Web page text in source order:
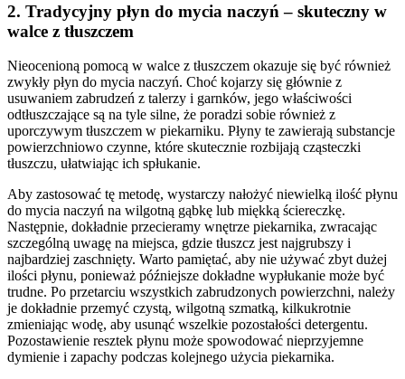
2. Tradycyjny płyn do mycia naczyń – skuteczny w
walce z tłuszczem
Nieocenioną pomocą w walce z tłuszczem okazuje się być również
zwykły płyn do mycia naczyń. Choć kojarzy się głównie z
usuwaniem zabrudzeń z talerzy i garnków, jego właściwości
odtłuszczające są na tyle silne, że poradzi sobie również z
uporczywym tłuszczem w piekarniku. Płyny te zawierają substancje
powierzchniowo czynne, które skutecznie rozbijają cząsteczki
tłuszczu, ułatwiając ich spłukanie.
Aby zastosować tę metodę, wystarczy nałożyć niewielką ilość płynu
do mycia naczyń na wilgotną gąbkę lub miękką ściereczkę.
Następnie, dokładnie przecieramy wnętrze piekarnika, zwracając
szczególną uwagę na miejsca, gdzie tłuszcz jest najgrubszy i
najbardziej zaschnięty. Warto pamiętać, aby nie używać zbyt dużej
ilości płynu, ponieważ późniejsze dokładne wypłukanie może być
trudne. Po przetarciu wszystkich zabrudzonych powierzchni, należy
je dokładnie przemyć czystą, wilgotną szmatką, kilkukrotnie
zmieniając wodę, aby usunąć wszelkie pozostałości detergentu.
Pozostawienie resztek płynu może spowodować nieprzyjemne
dymienie i zapachy podczas kolejnego użycia piekarnika.